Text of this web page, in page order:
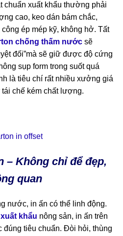
chuẩn xuất khẩu thường phải
cao, keo dán bám chắc,
ép mép kỹ, không hở. Tất
chống thấm nước sẽ
đối”mà sẽ giữ được độ cứng
sụp form trong suốt quá
là tiêu chí rất nhiều xưởng giá
chế kém chất lượng.
– Không chỉ để đẹp,
quan
nước, in ấn có thể linh động.
khẩu nông sản, in ấn trên
đúng tiêu chuẩn. Đòi hỏi, thùng